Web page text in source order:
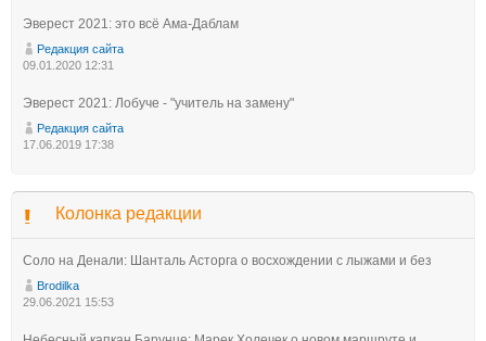
Эверест 2021: это всё Ама-Даблам
Редакция сайта
09.01.2020 12:31
Эверест 2021: Лобуче - "учитель на замену"
Редакция сайта
17.06.2019 17:38
Колонка редакции
Соло на Денали: Шанталь Асторга о восхождении с лыжами и без
Brodilka
29.06.2021 15:53